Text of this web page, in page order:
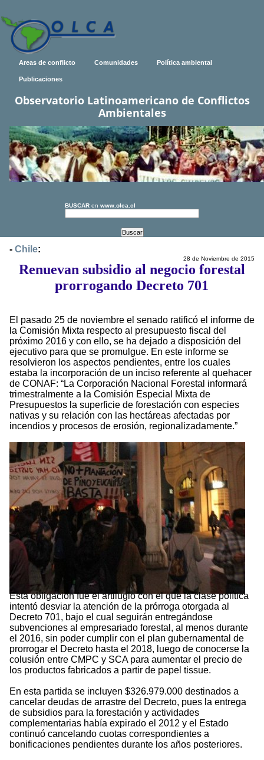
Areas de conflicto Comunidades Política ambiental
Publicaciones
Observatorio Latinoamericano de Conflictos
Ambientales
BUSCAR en www.olca.cl
- Chile:
28 de Noviembre de 2015
Renuevan subsidio al negocio forestal
prorrogando Decreto 701
El pasado 25 de noviembre el senado ratificó el informe de
la Comisión Mixta respecto al presupuesto fiscal del
próximo 2016 y con ello, se ha dejado a disposición del
ejecutivo para que se promulgue. En este informe se
resolvieron los aspectos pendientes, entre los cuales
estaba la incorporación de un inciso referente al quehacer
de CONAF: “La Corporación Nacional Forestal informará
trimestralmente a la Comisión Especial Mixta de
Presupuestos la superficie de forestación con especies
nativas y su relación con las hectáreas afectadas por
incendios y procesos de erosión, regionalizadamente.”
Esta obligación fue el artilugio con el que la clase política
intentó desviar la atención de la prórroga otorgada al
Decreto 701, bajo el cual seguirán entregándose
subvenciones al empresariado forestal, al menos durante
el 2016, sin poder cumplir con el plan gubernamental de
prorrogar el Decreto hasta el 2018, luego de conocerse la
colusión entre CMPC y SCA para aumentar el precio de
los productos fabricados a partir de papel tissue.
En esta partida se incluyen $326.979.000 destinados a
cancelar deudas de arrastre del Decreto, pues la entrega
de subsidios para la forestación y actividades
complementarias había expirado el 2012 y el Estado
continuó cancelando cuotas correspondientes a
bonificaciones pendientes durante los años posteriores.